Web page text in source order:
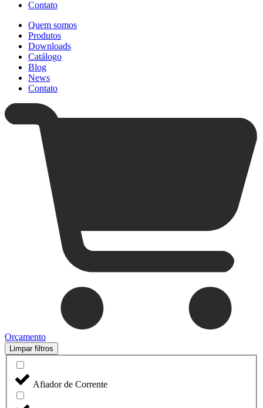
Contato
Quem somos
Produtos
Downloads
Catálogo
Blog
News
Contato
Orçamento
Limpar filtros
Afiador de Corrente